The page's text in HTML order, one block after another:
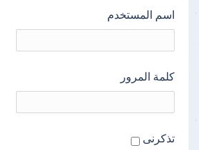
اسم المستخدم
كلمة المرور
تذكرنى